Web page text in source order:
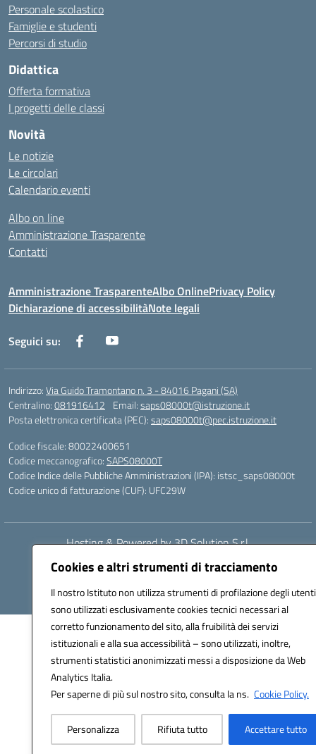
Cookies e altri strumenti di tracciamento
Il nostro Istituto non utilizza strumenti di profilazione degli
sono utilizzati esclusivamente cookies tecnici necessari al
corretto funzionamento del sito, alla fruibilità dei servizi
istituzionali e alla sua accessibilità – sono utilizzati, inoltre,
strumenti statistici anonimizzati messi a disposizione da Web
Analytics Italia.
Per saperne di più sul nostro sito, consulta la ns. Cookie Policy.
Personalizza Rifiuta tutto Accettare tutto
Personale scolastico
Famiglie e studenti
Percorsi di studio
Didattica
Offerta formativa
I progetti delle classi
Novità
Le notizie
Le circolari
Calendario eventi
Albo on line
Amministrazione Trasparente
Contatti
Amministrazione TrasparenteAlbo OnlinePrivacy Policy
Dichiarazione di accessibilitàNote legali
Seguici su:
Indirizzo:Via Guido Tramontano n. 3 - 84016 Pagani (SA)
Centralino:081916412 Email:saps08000t@istruzione.it
Posta elettronica certificata (PEC):saps08000t@pec.istruzione.it
Codice fiscale: 80022400651
Codice meccanografico:SAPS08000T
Codice Indice delle Pubbliche Amministrazioni (IPA): istsc_saps08000t
Codice unico di fatturazione (CUF): UFC29W
Hosting & Powered by 3D Solution S.r.l.
Concept & Design by Designers Italia